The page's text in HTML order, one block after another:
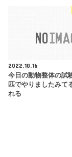
2022.10.16
今日の動物整体の試
匹でやりましたみて
れる